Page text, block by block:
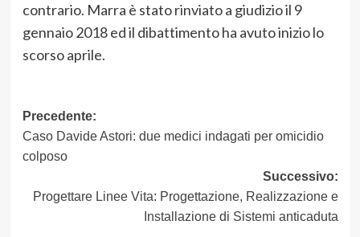
contrario. Marra è stato rinviato a giudizio il 9
gennaio 2018 ed il dibattimento ha avuto inizio lo
scorso aprile.
Navigazione
articolo
Precedente:
Caso Davide Astori: due medici indagati per omicidio
colposo
Successivo:
Progettare Linee Vita: Progettazione, Realizzazione e
Installazione di Sistemi anticaduta